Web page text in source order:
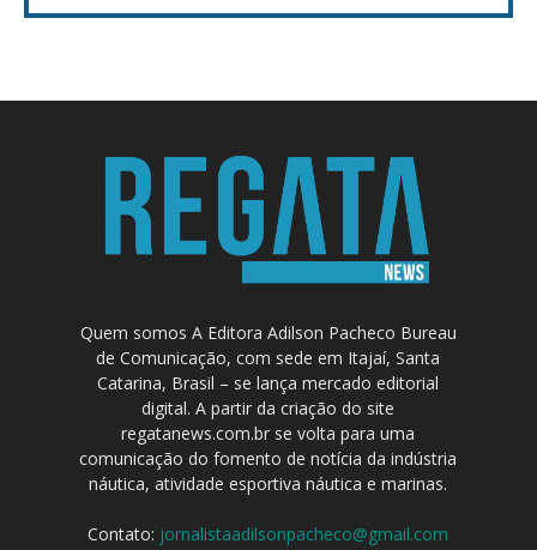
Quem somos A Editora Adilson Pacheco Bureau
de Comunicação, com sede em Itajaí, Santa
Catarina, Brasil – se lança mercado editorial
digital. A partir da criação do site
regatanews.com.br se volta para uma
comunicação do fomento de notícia da indústria
náutica, atividade esportiva náutica e marinas.
Contato: jornalistaadilsonpacheco@gmail.com